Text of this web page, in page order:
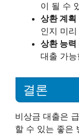
이 될 수
상환 계획
인지 미
상환 능력
대출 가
결론
비상금 대출은
할 수 있는 좋은